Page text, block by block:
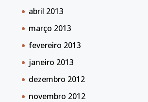
abril 2013
março 2013
fevereiro 2013
janeiro 2013
dezembro 2012
novembro 2012